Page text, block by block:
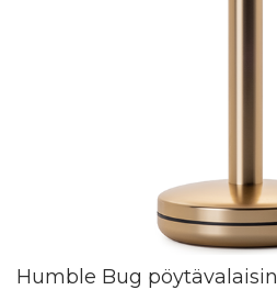
Humble Bug pöytävalaisin